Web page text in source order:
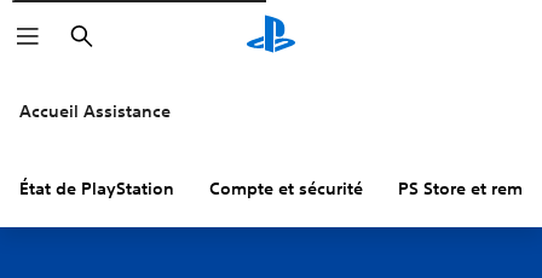
Rechercher
Accueil Assistance
État de PlayStation Compte et sécurité PS Store et